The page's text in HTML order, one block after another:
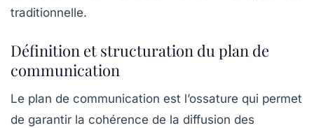
traditionnelle.
Définition et structuration du plan de
communication
Le plan de communication est l’ossature qui permet
de garantir la cohérence de la diffusion des